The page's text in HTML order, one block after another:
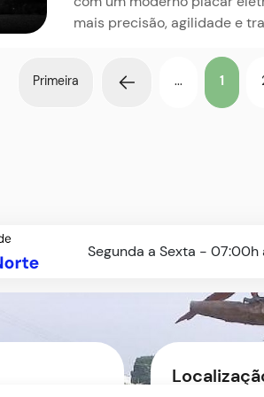
mais precisão, agilidade e
Primeira ... 1
Segunda a Sexta - 07:00h